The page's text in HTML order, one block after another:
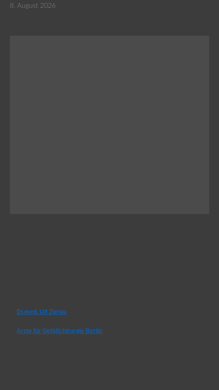
8. August 2026
Dr.med. Ulf Zierau
Ärzte für Gefäßchirurgie Berlin